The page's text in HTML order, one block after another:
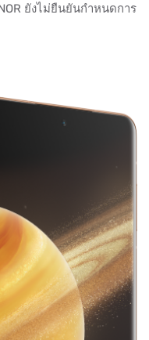
ยังไม่ยืนยันกำหนดการ